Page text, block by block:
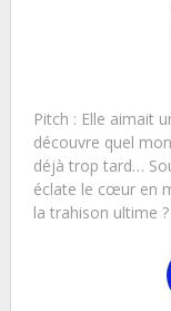
Pitch : Elle aimait
découvre quel
déjà trop tard…
éclate le cœur en
la trahison ultime